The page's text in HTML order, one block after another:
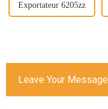
Exportateur 6205zz
Leave Your Message